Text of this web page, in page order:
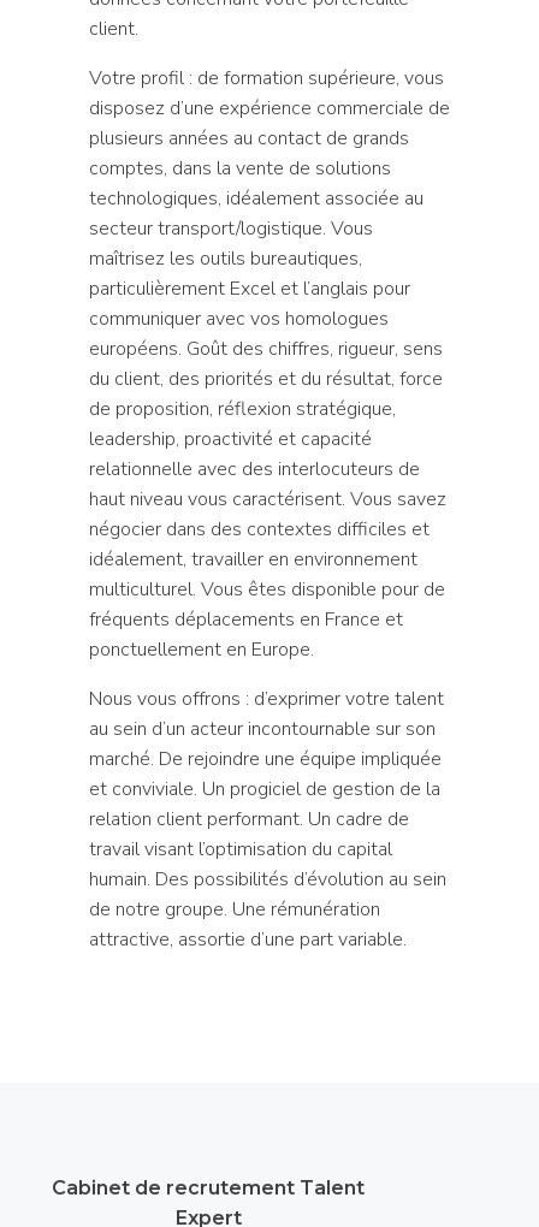
client.
Votre profil : de formation supérieure, vous
disposez d’une expérience commerciale de
plusieurs années au contact de grands
comptes, dans la vente de solutions
technologiques, idéalement associée au
secteur transport/logistique. Vous
maîtrisez les outils bureautiques,
particulièrement Excel et l’anglais pour
communiquer avec vos homologues
européens. Goût des chiffres, rigueur, sens
du client, des priorités et du résultat, force
de proposition, réflexion stratégique,
leadership, proactivité et capacité
relationnelle avec des interlocuteurs de
haut niveau vous caractérisent. Vous savez
négocier dans des contextes difficiles et
idéalement, travailler en environnement
multiculturel. Vous êtes disponible pour de
fréquents déplacements en France et
ponctuellement en Europe.
Nous vous offrons : d’exprimer votre talent
au sein d’un acteur incontournable sur son
marché. De rejoindre une équipe impliquée
et conviviale. Un progiciel de gestion de la
relation client performant. Un cadre de
travail visant l’optimisation du capital
humain. Des possibilités d’évolution au sein
de notre groupe. Une rémunération
attractive, assortie d’une part variable.
Cabinet de recrutement Talent
Expert